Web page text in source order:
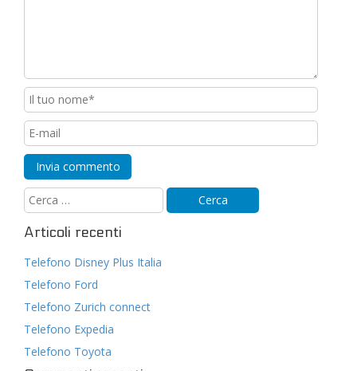
Articoli recenti
Telefono Disney Plus Italia
Telefono Ford
Telefono Zurich connect
Telefono Expedia
Telefono Toyota